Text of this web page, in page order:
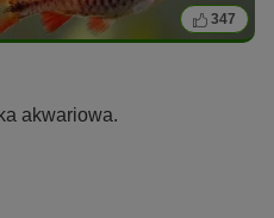
347
akwariowa.